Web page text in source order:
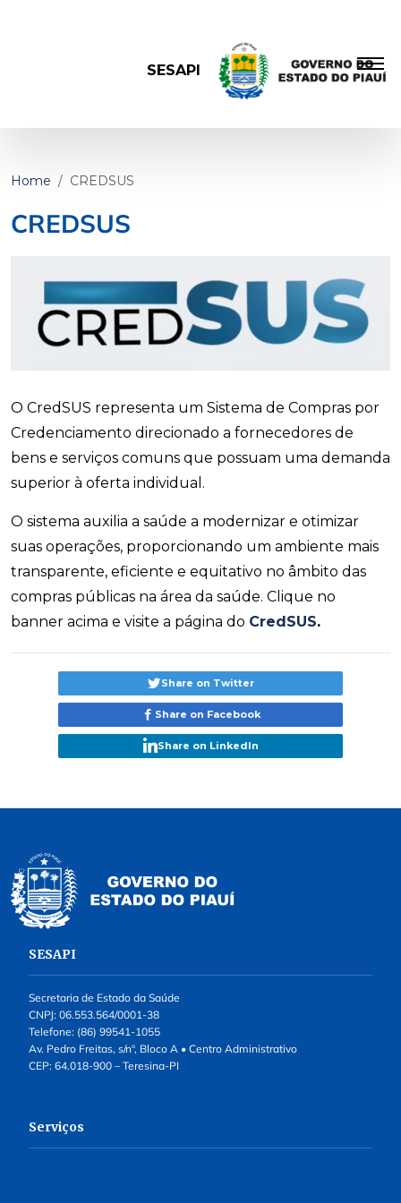
SESAPI
Home CREDSUS
CREDSUS
O CredSUS representa um Sistema de Compras por
Credenciamento direcionado a fornecedores de
bens e serviços comuns que possuam uma demanda
superior à oferta individual.
O sistema auxilia a saúde a modernizar e otimizar
suas operações, proporcionando um ambiente mais
transparente, eficiente e equitativo no âmbito das
compras públicas na área da saúde. Clique no
banner acima e visite a página do CredSUS.
Share on Twitter
Share on Facebook
Share on LinkedIn
SESAPI
Secretaria de Estado da Saúde
CNPJ: 06.553.564/0001-38
Telefone: (86) 99541-1055
Av. Pedro Freitas, s/nº, Bloco A • Centro Administrativo
CEP: 64.018-900 – Teresina-PI
Serviços